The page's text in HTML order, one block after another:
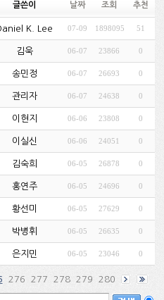
글쓴이 날짜 조회 추천
(81) K. Lee 07-09 1898095 51
- A: H… (2)
김욱 06-07 23866 0
다^^… (1)
송민정 06-07 26693 0
발표!!!…
관리자 06-07 24638 0
되네요 ^^…
이현지 06-06 23808 0
니다.…
이실신 06-06 24051 0
(3)김숙희 06-05 26878 0
터디 전화영어추천 사이트… (1)
홍연주 06-05 24696 0
아니고...…
황선미 06-05 27629 0
(1)
박병휘 06-05 26635 0
하시면 안되요.^^;… (1)
은지민 06-05 23046 0
276 277 278 279 280